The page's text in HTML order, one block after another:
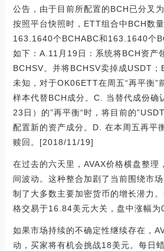
公告，由于目前所配置的BCH已分叉
按照平台快照时，ETT组合中BCH数
163.1640个BCHABC和163.1640个
如下：A.11月19日：系统将BCH资产
BCHSV。并将BCHSV卖掉成USDT；
未知，对于OK06ETT在周五“再平衡”
样本代替BCH成分。C. 当替代成份确
23日）的”再平衡“时，将目前的
配置新的资产成分。D. 在本周五再平
赎回。[2018/11/19]
在过去的六天里，AVAX价格横盘整理
间波动。这种整合加剧了当前围绕市
制了大多数主要加密货币的增长潜力
格交易于16.84美元大关，盘中涨幅为
如果市场持续的不确定性继续存在，
动，买家将有机会挑战18美元。每日